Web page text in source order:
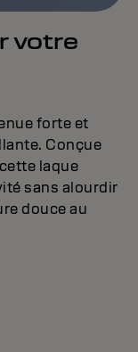
votre
forte et
Conçue
laque
sans alourdir
douce au